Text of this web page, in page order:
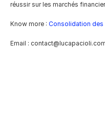
réussir sur les marchés
Know more : Consolidation des
Email :